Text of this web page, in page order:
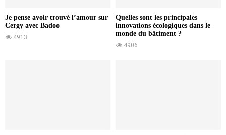
Je pense avoir trouvé l’amour sur
Cergy avec Badoo
4913
Quelles sont les principales
innovations écologiques dans le
monde du bâtiment ?
4906